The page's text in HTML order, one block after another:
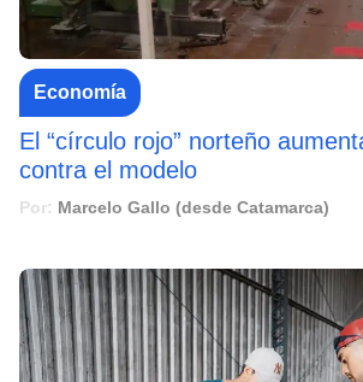
Economía
El “círculo rojo” norteño
contra el modelo
Por: Marcelo Gallo (desde Catamarca)